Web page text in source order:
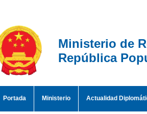
Ministerio de
República
Portada Ministerio Actualidad